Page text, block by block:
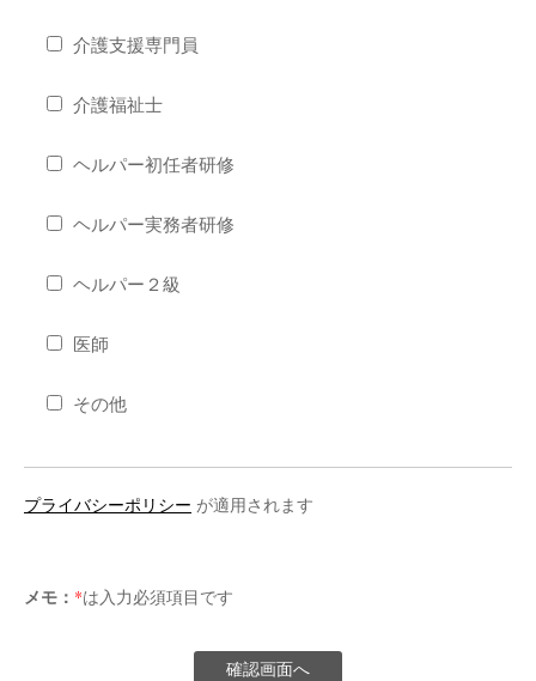
介護支援専門員
介護福祉士
ヘルパー初任者研修
ヘルパー実務者研修
ヘルパー２級
医師
その他
プライバシーポリシー が適用されます
メモ： *は入力必須項目です